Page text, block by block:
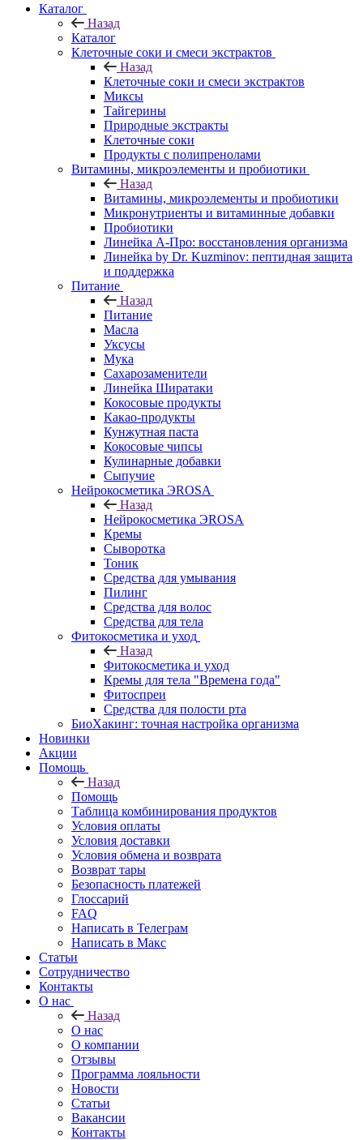
Каталог
Назад
Каталог
Клеточные соки и смеси экстрактов
Назад
Клеточные соки и смеси экстрактов
Миксы
Тайгерины
Природные экстракты
Клеточные соки
Продукты с полипренолами
Витамины, микроэлементы и пробиотики
Назад
Витамины, микроэлементы и пробиотики
Микронутриенты и витаминные добавки
Пробиотики
Линейка А-Про: восстановления организма
Линейка by Dr. Kuzminov: пептидная защита
и поддержка
Питание
Назад
Питание
Масла
Уксусы
Мука
Сахарозаменители
Линейка Ширатаки
Кокосовые продукты
Какао-продукты
Кунжутная паста
Кокосовые чипсы
Кулинарные добавки
Сыпучие
Нейрокосметика ЭROSA
Назад
Нейрокосметика ЭROSA
Кремы
Сыворотка
Тоник
Средства для умывания
Пилинг
Средства для волос
Средства для тела
Фитокосметика и уход
Назад
Фитокосметика и уход
Кремы для тела "Времена года"
Фитоспреи
Средства для полости рта
БиоХакинг: точная настройка организма
Новинки
Акции
Помощь
Назад
Помощь
Таблица комбинирования продуктов
Условия оплаты
Условия доставки
Условия обмена и возврата
Возврат тары
Безопасность платежей
Глоссарий
FAQ
Написать в Телеграм
Написать в Макс
Статьи
Сотрудничество
Контакты
О нас
Назад
О нас
О компании
Отзывы
Программа лояльности
Новости
Статьи
Вакансии
Контакты